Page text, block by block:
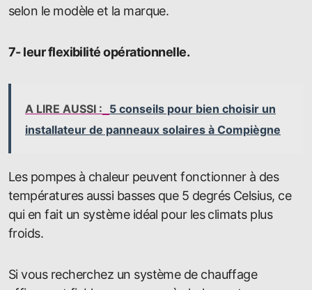
selon le modèle et la marque.
7- leur flexibilité opérationnelle.
A LIRE AUSSI : 5 conseils pour bien choisir un
installateur de panneaux solaires à Compiègne
Les pompes à chaleur peuvent fonctionner à des
températures aussi basses que 5 degrés Celsius, ce
qui en fait un système idéal pour les climats plus
froids.
Si vous recherchez un système de chauffage